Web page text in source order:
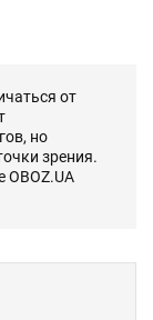
от
но
зрения.
OBOZ.UA